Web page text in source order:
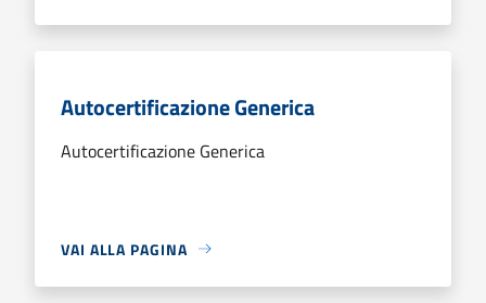
Autocertificazione Generica
Autocertificazione Generica
VAI ALLA PAGINA